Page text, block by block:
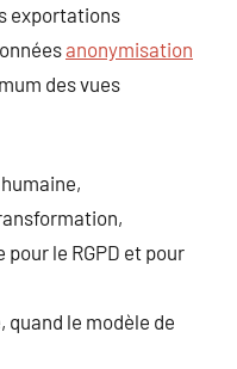
exportations
anonymisation
des vues
le RGPD et pour
le modèle de